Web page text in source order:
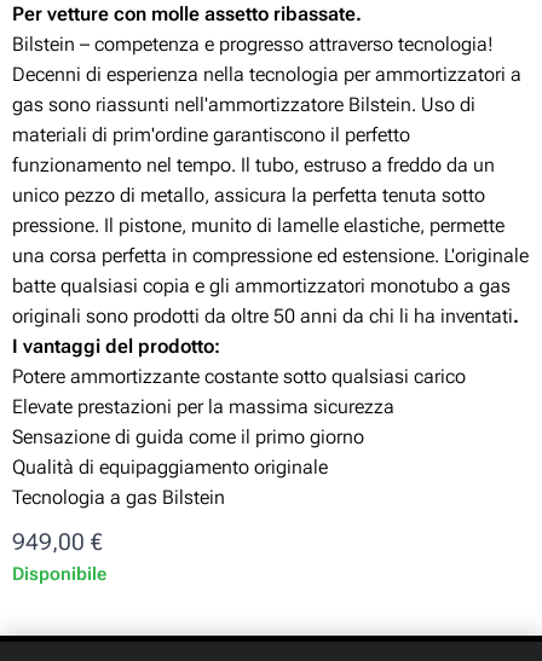
Per vetture con molle assetto ribassate.
Bilstein – competenza e progresso attraverso tecnologia!
Decenni di esperienza nella tecnologia per ammortizzatori a
gas sono riassunti nell'ammortizzatore Bilstein. Uso di
materiali di prim'ordine garantiscono il perfetto
funzionamento nel tempo. Il tubo, estruso a freddo da un
unico pezzo di metallo, assicura la perfetta tenuta sotto
pressione. Il pistone, munito di lamelle elastiche, permette
una corsa perfetta in compressione ed estensione. L'originale
batte qualsiasi copia e gli ammortizzatori monotubo a gas
originali sono prodotti da oltre 50 anni da chi li ha inventati.
I vantaggi del prodotto:
Potere ammortizzante costante sotto qualsiasi carico
Elevate prestazioni per la massima sicurezza
Sensazione di guida come il primo giorno
Qualità di equipaggiamento originale
Tecnologia a gas Bilstein
949,00 €
Disponibile